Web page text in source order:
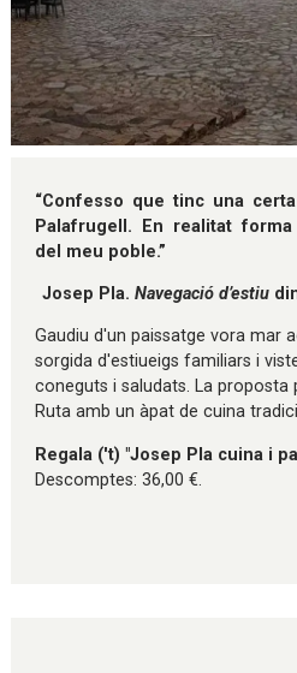
“Confesso que tinc una
Palafrugell. En realitat
del meu poble.”
Josep Pla. Navegació d’estiu
Gaudiu d'un paissatge vora mar
sorgida d'estiueigs familiars i
coneguts i saludats. La
Ruta amb un àpat de cuina
Regala ('t) "Josep Pla cuina i
Descomptes: 36,00 €.